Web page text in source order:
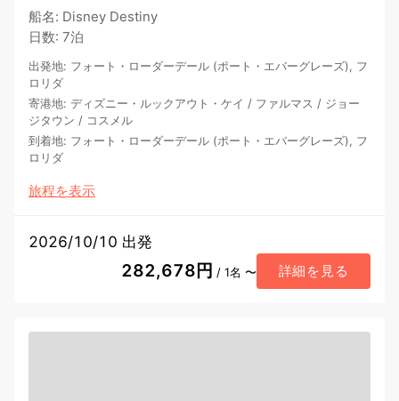
船名: Disney Destiny
日数: 7泊
出発地: フォート・ローダーデール (ポート・エバーグレーズ), フ
ロリダ
寄港地: ディズニー・ルックアウト・ケイ / ファルマス / ジョー
ジタウン / コスメル
到着地: フォート・ローダーデール (ポート・エバーグレーズ), フ
ロリダ
旅程を表示
2026/10/10 出発
282,678円 / 1名 〜 詳細を見る